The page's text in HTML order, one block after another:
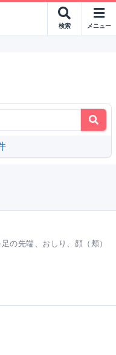
検索 メニュー
の先端、おしり、顔（頬）